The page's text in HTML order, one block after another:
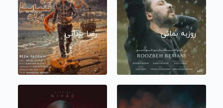
روزبه بمانی رضا یزدانی